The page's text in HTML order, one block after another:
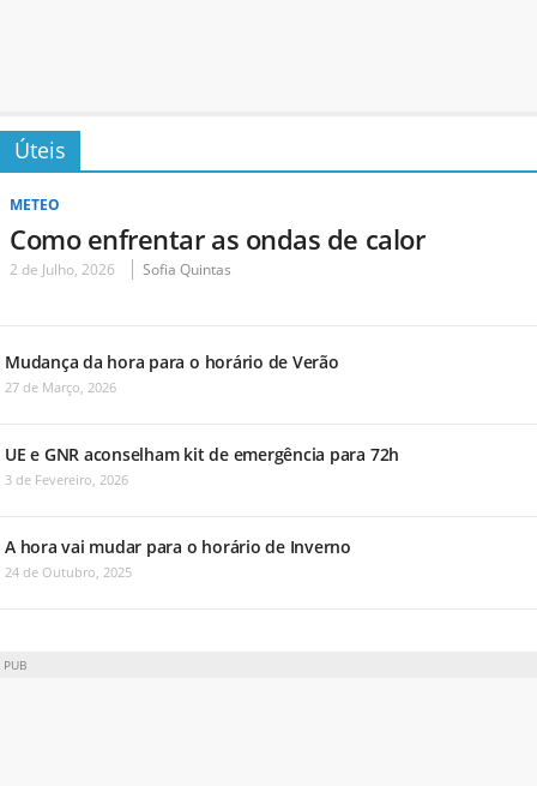
Úteis
METEO
Como enfrentar as ondas de calor
2 de Julho, 2026 Sofia Quintas
Mudança da hora para o horário de Verão
27 de Março, 2026
UE e GNR aconselham kit de emergência para 72h
3 de Fevereiro, 2026
A hora vai mudar para o horário de Inverno
24 de Outubro, 2025
PUB